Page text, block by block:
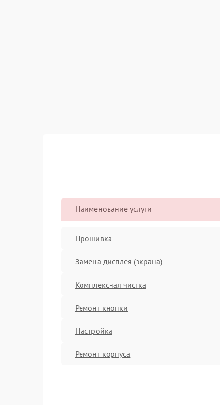
Наименование услуги
Прошивка
Замена дисплея (экрана)
Комплексная чистка
Ремонт кнопки
Настройка
Ремонт корпуса